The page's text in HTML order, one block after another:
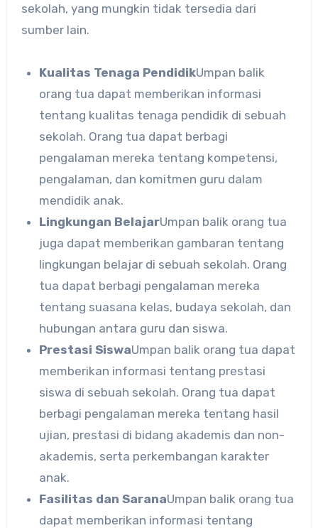
sekolah, yang mungkin tidak tersedia dari
sumber lain.
Kualitas Tenaga PendidikUmpan balik
orang tua dapat memberikan informasi
tentang kualitas tenaga pendidik di sebuah
sekolah. Orang tua dapat berbagi
pengalaman mereka tentang kompetensi,
pengalaman, dan komitmen guru dalam
mendidik anak.
Lingkungan BelajarUmpan balik orang tua
juga dapat memberikan gambaran tentang
lingkungan belajar di sebuah sekolah. Orang
tua dapat berbagi pengalaman mereka
tentang suasana kelas, budaya sekolah, dan
hubungan antara guru dan siswa.
Prestasi SiswaUmpan balik orang tua dapat
memberikan informasi tentang prestasi
siswa di sebuah sekolah. Orang tua dapat
berbagi pengalaman mereka tentang hasil
ujian, prestasi di bidang akademis dan non-
akademis, serta perkembangan karakter
anak.
Fasilitas dan SaranaUmpan balik orang tua
dapat memberikan informasi tentang